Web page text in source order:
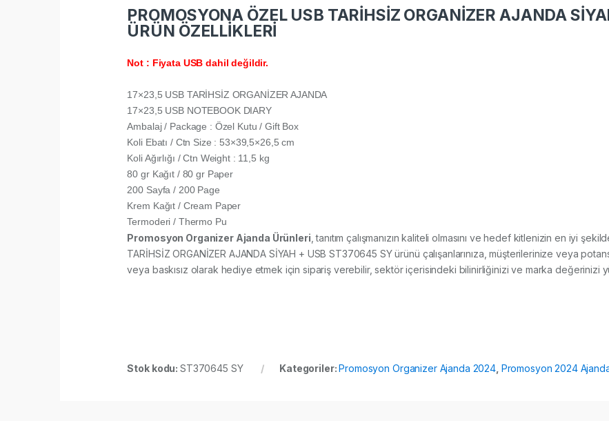
PROMOSYONA ÖZEL USB TARİHSİZ ORGANİZER AJANDA
ÜRÜN ÖZELLİKLERİ
Not : Fiyata USB dahil değildir.
17×23,5 USB TARİHSİZ ORGANİZER AJANDA
17×23,5 USB NOTEBOOK DIARY
Ambalaj / Package : Özel Kutu / Gift Box
Koli Ebatı / Ctn Size : 53×39,5×26,5 cm
Koli Ağırlığı / Ctn Weight : 11,5 kg
80 gr Kağıt / 80 gr Paper
200 Sayfa / 200 Page
Krem Kağıt / Cream Paper
Termoderi / Thermo Pu
Promosyon Organizer Ajanda Ürünleri , tanıtım çalışmanızın kaliteli olmasını ve hedef kitlenizin en iyi
TARİHSİZ ORGANİZER AJANDA SİYAH + USB ST370645 SY ürünü çalışanlarınıza, müşterilerinize veya
veya baskısız olarak hediye etmek için sipariş verebilir, sektör içerisindeki bilinirliğinizi ve marka değerinizi
Stok kodu: ST370645 SY Kategoriler:Promosyon Organizer Ajanda 2024 Promosyon 2024